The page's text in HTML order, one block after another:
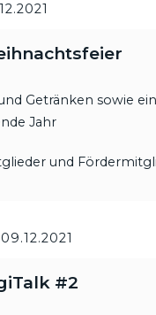
Getränken sowie
Jahr
und
09.12.2021
#2